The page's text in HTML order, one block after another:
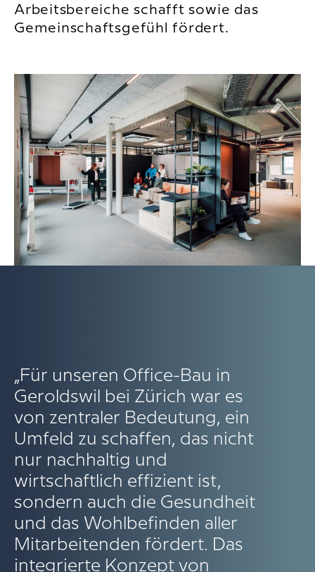
Arbeitsbereiche schafft sowie das
Gemeinschaftsgefühl fördert.
„Für unseren Office-Bau in
Geroldswil bei Zürich war es
von zentraler Bedeutung, ein
Umfeld zu schaffen, das nicht
nur nachhaltig und
wirtschaftlich effizient ist,
sondern auch die Gesundheit
und das Wohlbefinden aller
Mitarbeitenden fördert. Das
integrierte Konzept von